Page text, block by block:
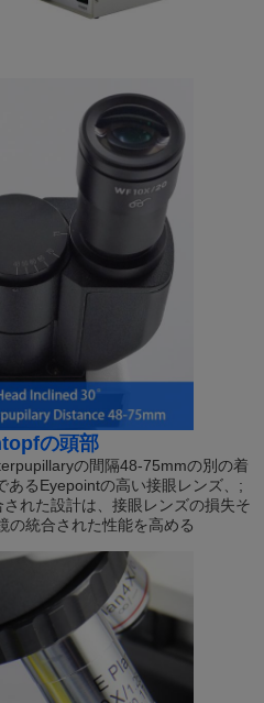
の頭部
の間隔48-75mmの別の着
あるEyepointの高い接眼レンズ、;
れた設計は、接眼レンズの損失そ
の統合された性能を高める